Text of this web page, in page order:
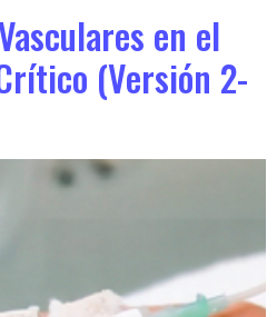
en el
(Versión 2-